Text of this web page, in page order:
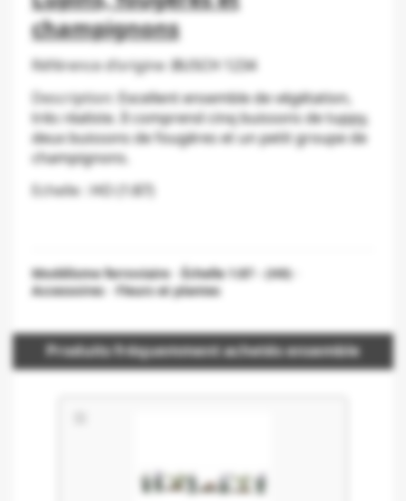
champignons
Référence d’origine :BUSCH 1234
Description: Excellent ensemble de végétation,
très réaliste. Il comprend cinq buissons de tuppy,
deux buissons de fougères et un petit groupe de
champignons.
Echelle : HO (1:87)
Modélisme ferroviaire- Échelle 1:87 - (H0)-
Accessoires- Fleurs et plantes
Produits fréquemment achetés ensemble